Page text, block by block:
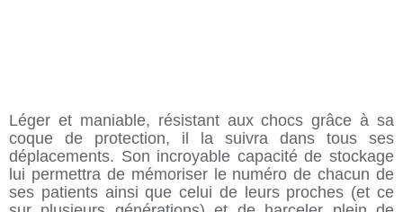
Léger et maniable, résistant aux chocs grâce à sa
coque de protection, il la suivra dans tous ses
déplacements. Son incroyable capacité de stockage
lui permettra de mémoriser le numéro de chacun de
ses patients ainsi que celui de leurs proches (et ce